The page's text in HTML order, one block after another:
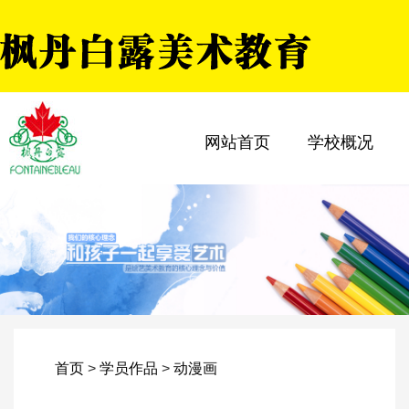
网站首页 学校概况
首页 > 学员作品 > 动漫画